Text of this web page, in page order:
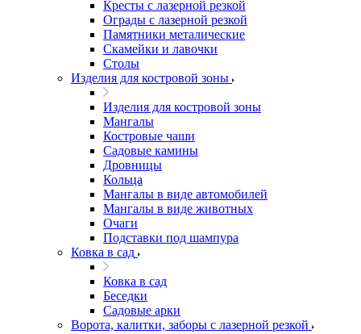
Кресты с лазерной резкой
Ограды с лазерной резкой
Памятники металические
Скамейки и лавочки
Столы
Изделия для костровой зоны
Изделия для костровой зоны
Мангалы
Костровые чаши
Садовые камины
Дровницы
Кольца
Мангалы в виде автомобилей
Мангалы в виде животных
Очаги
Подставки под шампура
Ковка в сад
Ковка в сад
Беседки
Садовые арки
Ворота, калитки, заборы с лазерной резкой